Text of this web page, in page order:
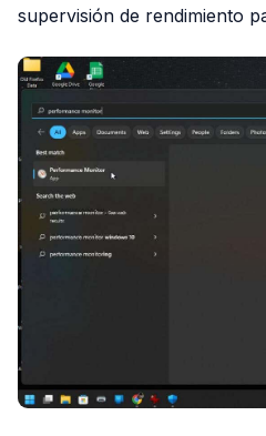
supervisión de rendimiento